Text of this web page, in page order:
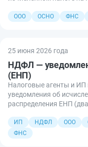
ООО ОСНО ФНС
25 июня 2026 года
НДФЛ —
(ЕНП)
Налоговые агенты и
уведомления об
распределения ЕНП
ИП НДФЛ ООО
ФНС